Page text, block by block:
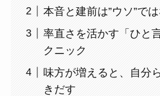
本音と建前は”ウソ”で
率直さを活かす「ひと
クニック
味方が増えると、自分
きだす